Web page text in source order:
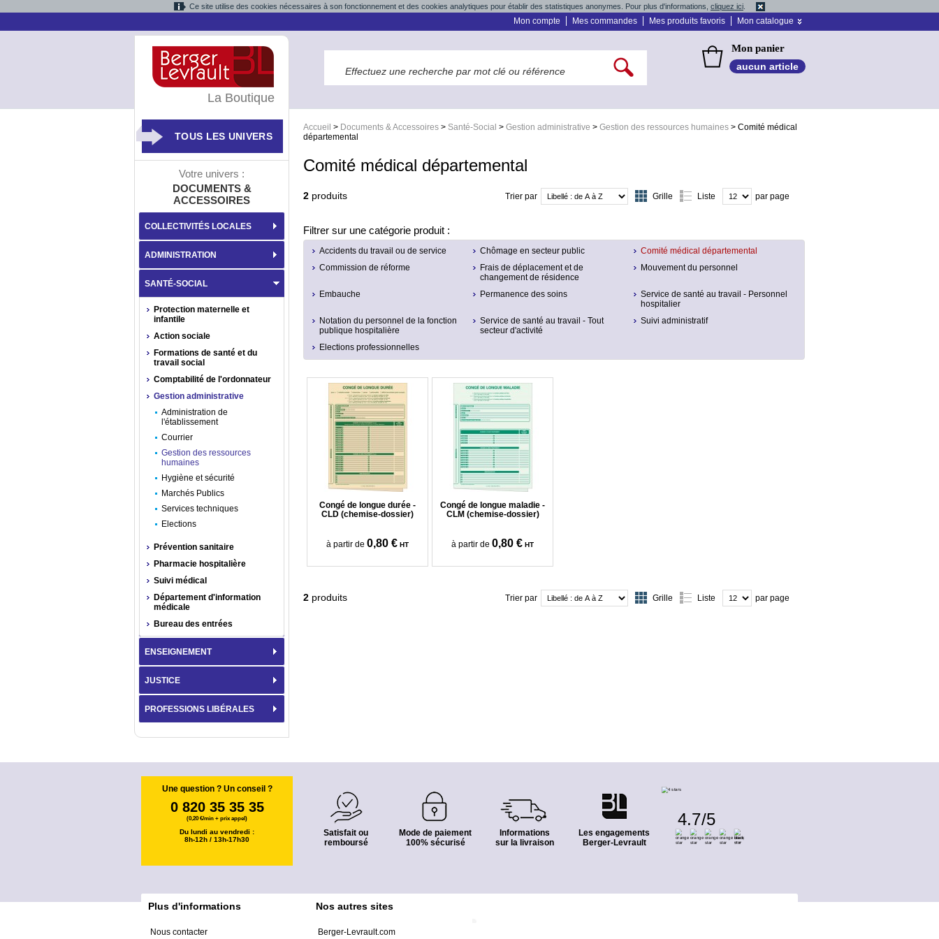
Ce site utilise des cookies nécessaires à son fonctionnement et des cookies analytiques pour établir des statistiques anonymes. Pour plus d'informations, cliquez ici
Mon compte Mes commandes Mes produits favoris Mon catalogue
Mon panier
aucun article
Accueil > Documents & Accessoires > Santé-Social > Gestion administrative > Gestion des ressources humaines > Comité médical
départemental
Comité médical départemental
2 produits par page
Grille Liste
Trier par
Filtrer sur une catégorie produit :
Accidents du travail ou de service Chômage en secteur public
Comité médical départemental
Commission de réforme
Frais de déplacement et de
changement de résidence
Mouvement du personnel
Embauche Permanence des soins
Service de santé au travail - Personnel
hospitalier
Notation du personnel de la fonction
publique hospitalière
Service de santé au travail - Tout
secteur d'activité
Suivi administratif
Elections professionnelles
Congé de longue durée -
CLD (chemise-dossier)
à partir de 0,80 € HT
Congé de longue maladie -
CLM (chemise-dossier)
à partir de 0,80 € HT
2 produits par page
Grille Liste
Trier par
La Boutique
TOUS LES UNIVERS
Votre univers :
DOCUMENTS &
ACCESSOIRES
COLLECTIVITÉS LOCALES
ADMINISTRATION
SANTÉ-SOCIAL
Protection maternelle et
infantile
Action sociale
Formations de santé et du
travail social
Comptabilité de l'ordonnateur
Gestion administrative
Administration de
l'établissement
Courrier
Gestion des ressources
humaines
Hygiène et sécurité
Marchés Publics
Services techniques
Elections
Prévention sanitaire
Pharmacie hospitalière
Suivi médical
Département d'information
médicale
Bureau des entrées
ENSEIGNEMENT
JUSTICE
PROFESSIONS LIBÉRALES
Une question ? Un conseil ?
0 820 35 35 35
(0,20 €/min + prix appel)
Du lundi au vendredi :
8h-12h / 13h-17h30
Satisfait ou
remboursé
Mode de paiement
100% sécurisé
Informations
sur la livraison
Les engagements
Berger-Levrault
4.7/5
Plus d'informations
Nous contacter
Nos autres sites
Berger-Levrault.com